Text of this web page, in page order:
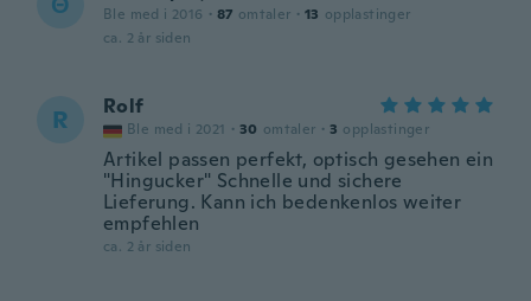
Ble med i 2016 · 87 omtaler · 13 opplastinger
ca. 2 år siden
R Rolf
Ble med i 2021 · 30 omtaler · 3 opplastinger
Artikel passen perfekt, optisch gesehen ein
"Hingucker" Schnelle und sichere
Lieferung. Kann ich bedenkenlos weiter
empfehlen
ca. 2 år siden